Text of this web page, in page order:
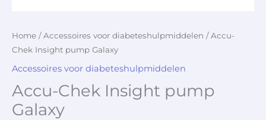
Home /Accessoires voor diabeteshulpmiddelen / Accu-
Chek Insight pump Galaxy
Accessoires voor diabeteshulpmiddelen
Accu-Chek Insight pump
Galaxy